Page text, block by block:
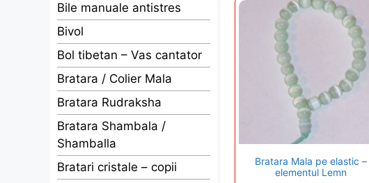
Bratara Mala pe elastic –
elementul Lemn
Bile manuale antistres
Bivol
Bol tibetan – Vas cantator
Bratara / Colier Mala
Bratara Rudraksha
Bratara Shambala /
Shamballa
Bratari cristale – copii